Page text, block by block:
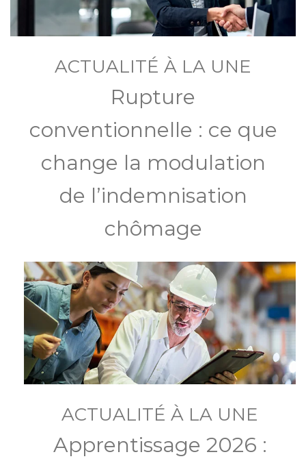
ACTUALITÉ À LA UNE
Rupture
conventionnelle : ce que
change la modulation
de l’indemnisation
chômage
ACTUALITÉ À LA UNE
Apprentissage 2026 :